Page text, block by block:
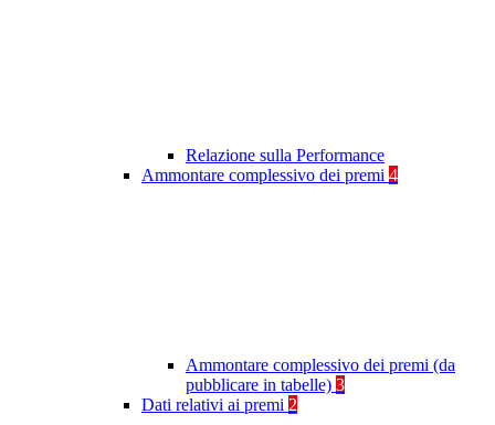
Relazione sulla Performance
Ammontare complessivo dei premi 4
Ammontare complessivo dei premi (da
pubblicare in tabelle) 3
Dati relativi ai premi 2